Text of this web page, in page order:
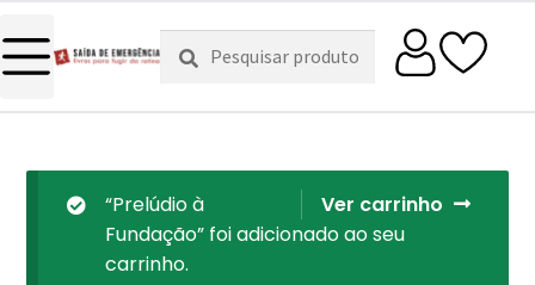
Pesquisar
por:
Pesquisa
Ver carrinho
“Prelúdio à
Fundação” foi adicionado ao seu
carrinho.